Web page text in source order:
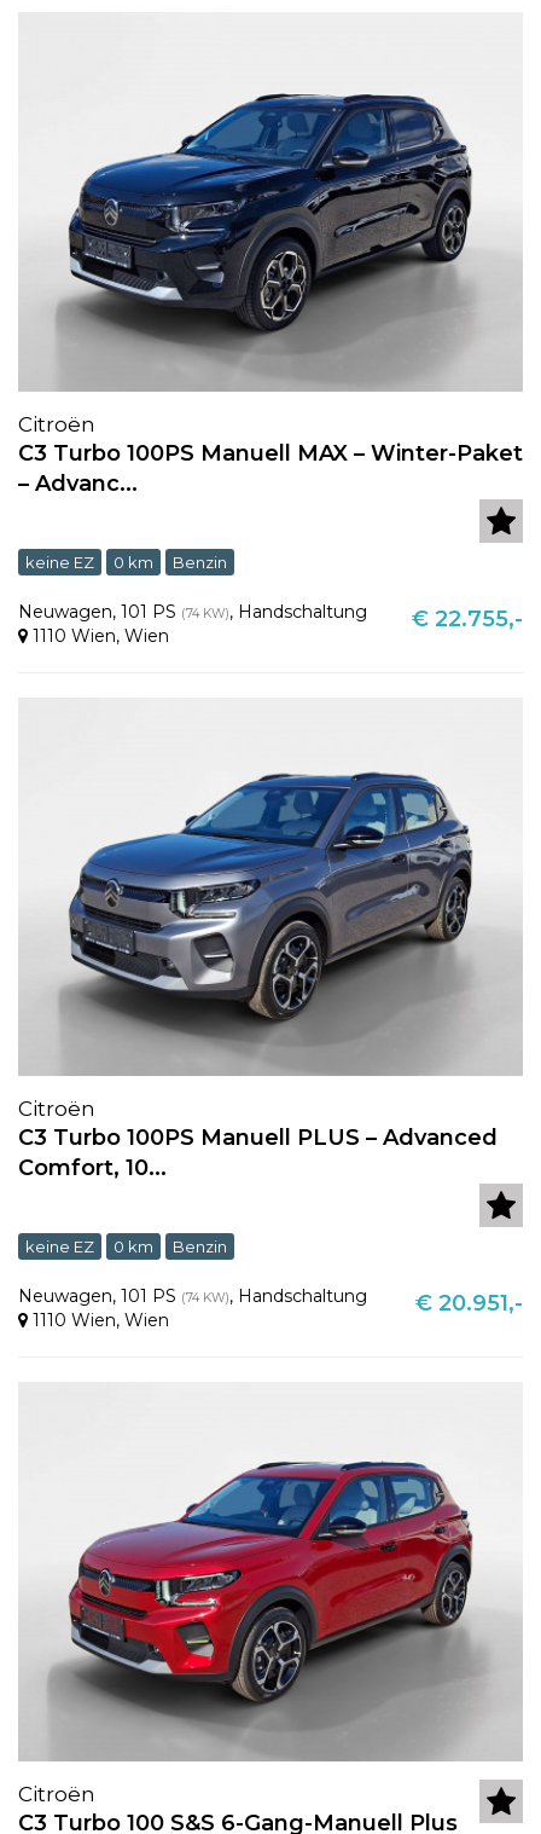
Citroën
C3 Turbo 100PS Manuell MAX – Winter-Paket
– Advanc...
keine EZ 0 km Benzin
Neuwagen, 101 PS (74 KW), Handschaltung
1110 Wien, Wien
€ 22.755,-
Citroën
C3 Turbo 100PS Manuell PLUS – Advanced
Comfort, 10...
keine EZ 0 km Benzin
Neuwagen, 101 PS (74 KW), Handschaltung
1110 Wien, Wien
€ 20.951,-
Citroën
C3 Turbo 100 S&S 6-Gang-Manuell Plus